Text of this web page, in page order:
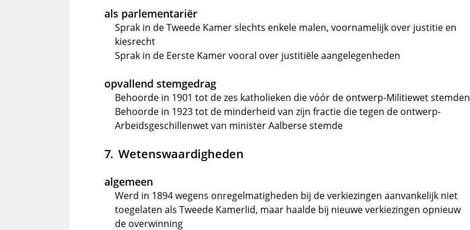
als parlementariër
Sprak in de Tweede Kamer slechts enkele malen, voornamelijk over justitie en
kiesrecht
Sprak in de Eerste Kamer vooral over justitiële aangelegenheden
opvallend stemgedrag
Behoorde in 1901 tot de zes katholieken die vóór de ontwerp-Militiewet stemden
Behoorde in 1923 tot de minderheid van zijn fractie die tegen de ontwerp-
Arbeidsgeschillenwet van minister Aalberse stemde
Wetenswaardigheden
algemeen
Werd in 1894 wegens onregelmatigheden bij de verkiezingen aanvankelijk niet
toegelaten als Tweede Kamerlid, maar haalde bij nieuwe verkiezingen opnieuw
de overwinning